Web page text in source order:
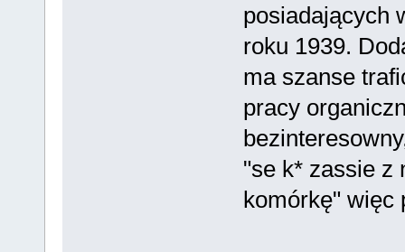
posiadających
roku 1939.
ma szanse
pracy
"se k* zassie z
komórkę" więc